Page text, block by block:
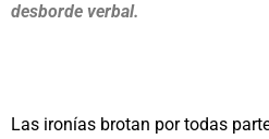
desborde verbal.
Las ironías brotan por todas